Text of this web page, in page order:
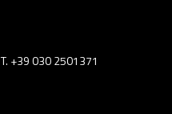
T. +39 030 2501371